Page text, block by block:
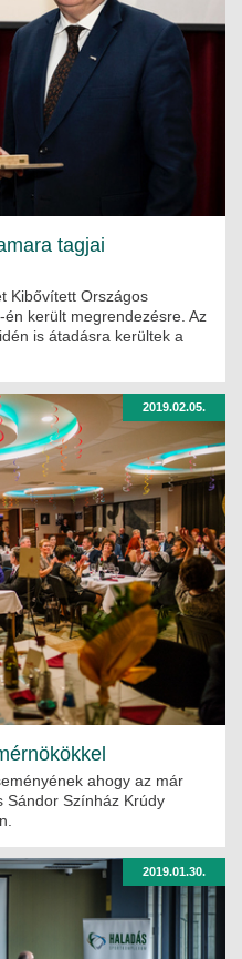
tagjai
Kibővített Országos
került megrendezésre. Az
is átadásra kerültek a
2019.02.05.
ahogy az már
Sándor Színház Krúdy
2019.01.30.